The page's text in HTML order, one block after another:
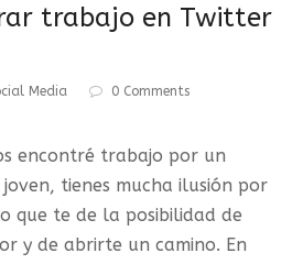
trabajo en Twitter
Media 0 Comments
encontré trabajo por un
tienes mucha ilusión por
que te de la posibilidad de
y de abrirte un camino. En